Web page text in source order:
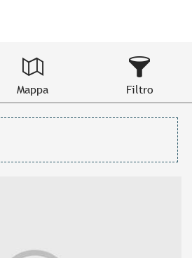
Mappa Filtro